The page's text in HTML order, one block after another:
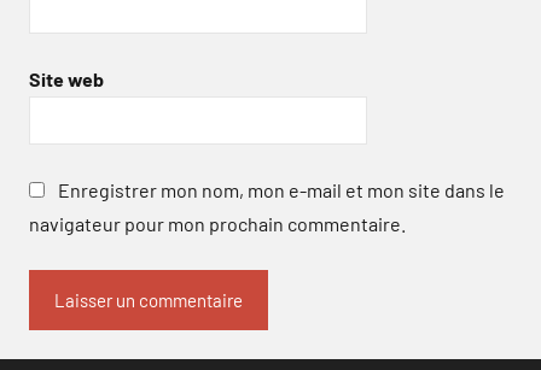
Site web
Enregistrer mon nom, mon e-mail et mon site dans le
navigateur pour mon prochain commentaire.